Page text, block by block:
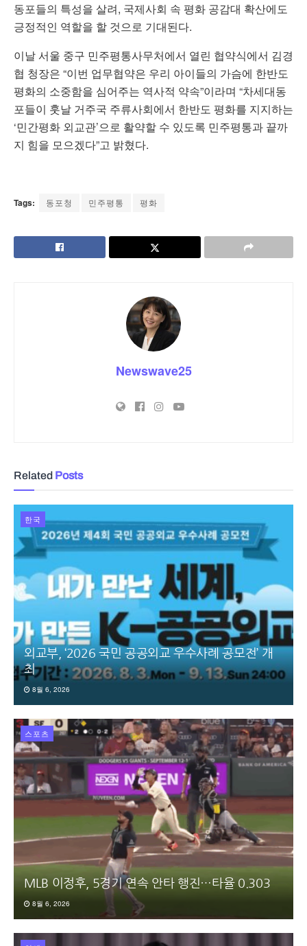
동포들의 특성을 살려, 국제사회 속 평화 공감대 확산에도
긍정적인 역할을 할 것으로 기대된다.
이날 서울 중구 민주평통사무처에서 열린 협약식에서 김경
협 청장은 “이번 업무협약은 우리 아이들의 가슴에 한반도
평화의 소중함을 심어주는 역사적 약속”이라며 “차세대동
포들이 훗날 거주국 주류사회에서 한반도 평화를 지지하는
‘민간평화 외교관’으로 활약할 수 있도록 민주평통과 끝까
지 힘을 모으겠다”고 밝혔다.
Tags: 동포청 민주평통 평화
Newswave25
Related Posts
한국
외교부, ‘2026 국민 공공외교 우수사례 공모전’ 개
최
8월 6, 2026
스포츠
MLB 이정후, 5경기 연속 안타 행진…타율 0.303
8월 6, 2026